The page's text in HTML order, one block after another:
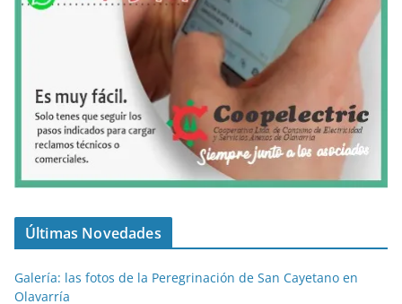
Últimas Novedades
Galería: las fotos de la Peregrinación de San Cayetano en
Olavarría